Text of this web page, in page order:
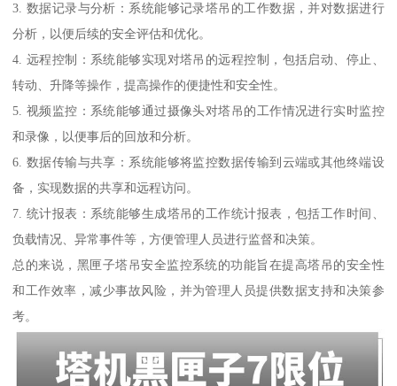
3. 数据记录与分析：系统能够记录塔吊的工作数据，并对数据进行
分析，以便后续的安全评估和优化。
4. 远程控制：系统能够实现对塔吊的远程控制，包括启动、停止、
转动、升降等操作，提高操作的便捷性和安全性。
5. 视频监控：系统能够通过摄像头对塔吊的工作情况进行实时监控
和录像，以便事后的回放和分析。
6. 数据传输与共享：系统能够将监控数据传输到云端或其他终端设
备，实现数据的共享和远程访问。
7. 统计报表：系统能够生成塔吊的工作统计报表，包括工作时间、
负载情况、异常事件等，方便管理人员进行监督和决策。
总的来说，黑匣子塔吊安全监控系统的功能旨在提高塔吊的安全性
和工作效率，减少事故风险，并为管理人员提供数据支持和决策参
考。